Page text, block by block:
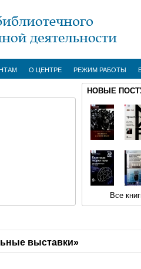
О ЦЕНТРЕ РЕЖИМ РАБОТЫ
НОВЫЕ
Все
выставки»